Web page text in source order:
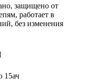
защищено от
работает в
без изменения
15ач